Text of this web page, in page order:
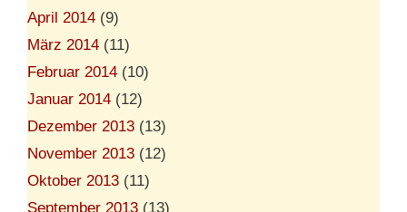
April 2014 (9)
März 2014 (11)
Februar 2014 (10)
Januar 2014 (12)
Dezember 2013 (13)
November 2013 (12)
Oktober 2013 (11)
September 2013 (13)